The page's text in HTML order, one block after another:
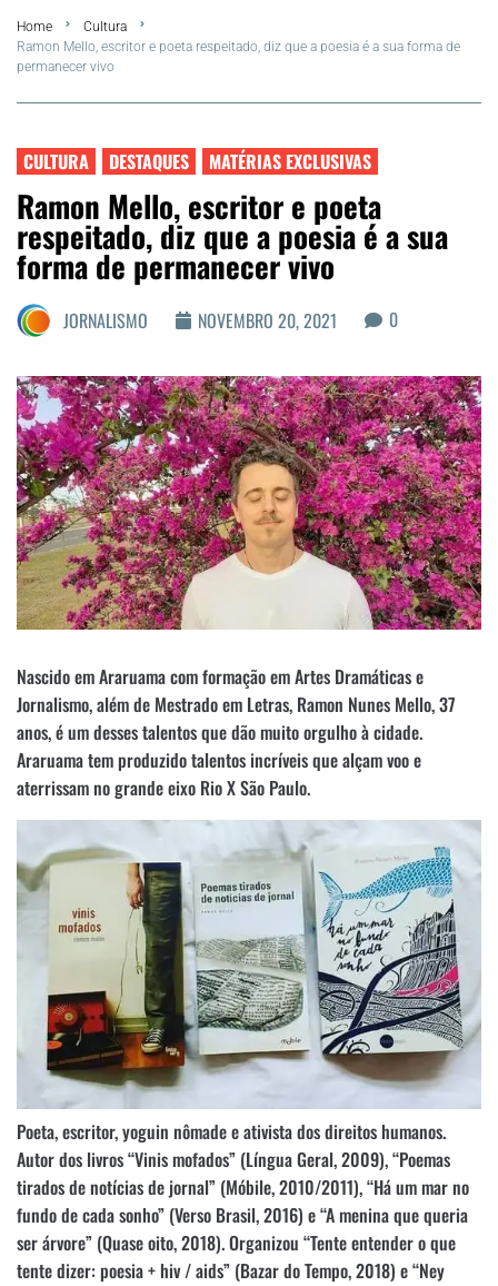
FLA Araru 2026
Araruama
Região dos Lagos
Agenda Cultural
Colunistas
Matérias Exclusivas
Home
Cultura
Ramon Mello, escritor e poeta respeitado, diz que a poesia é a sua forma de
permanecer vivo
CULTURA DESTAQUES MATÉRIAS EXCLUSIVAS
Ramon Mello, escritor e poeta
respeitado, diz que a poesia é a sua
forma de permanecer vivo
JORNALISMO NOVEMBRO 20, 2021 0
Nascido em Araruama com formação em Artes Dramáticas e
Jornalismo, além de Mestrado em Letras, Ramon Nunes Mello, 37
anos, é um desses talentos que dão muito orgulho à cidade.
Araruama tem produzido talentos incríveis que alçam voo e
aterrissam no grande eixo Rio X São Paulo.
Poeta, escritor, yoguin nômade e ativista dos direitos humanos.
Autor dos livros “Vinis mofados” (Língua Geral, 2009), “Poemas
tirados de notícias de jornal” (Móbile, 2010/2011), “Há um mar no
fundo de cada sonho” (Verso Brasil, 2016) e “A menina que queria
ser árvore” (Quase oito, 2018). Organizou “Tente entender o que
tente dizer: poesia + hiv / aids” (Bazar do Tempo, 2018) e “Ney